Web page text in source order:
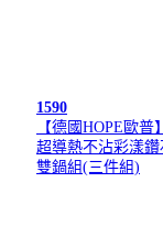
1590
【德國HOPE歐普】
超導熱不沾彩漾鑽
雙鍋組(三件組)